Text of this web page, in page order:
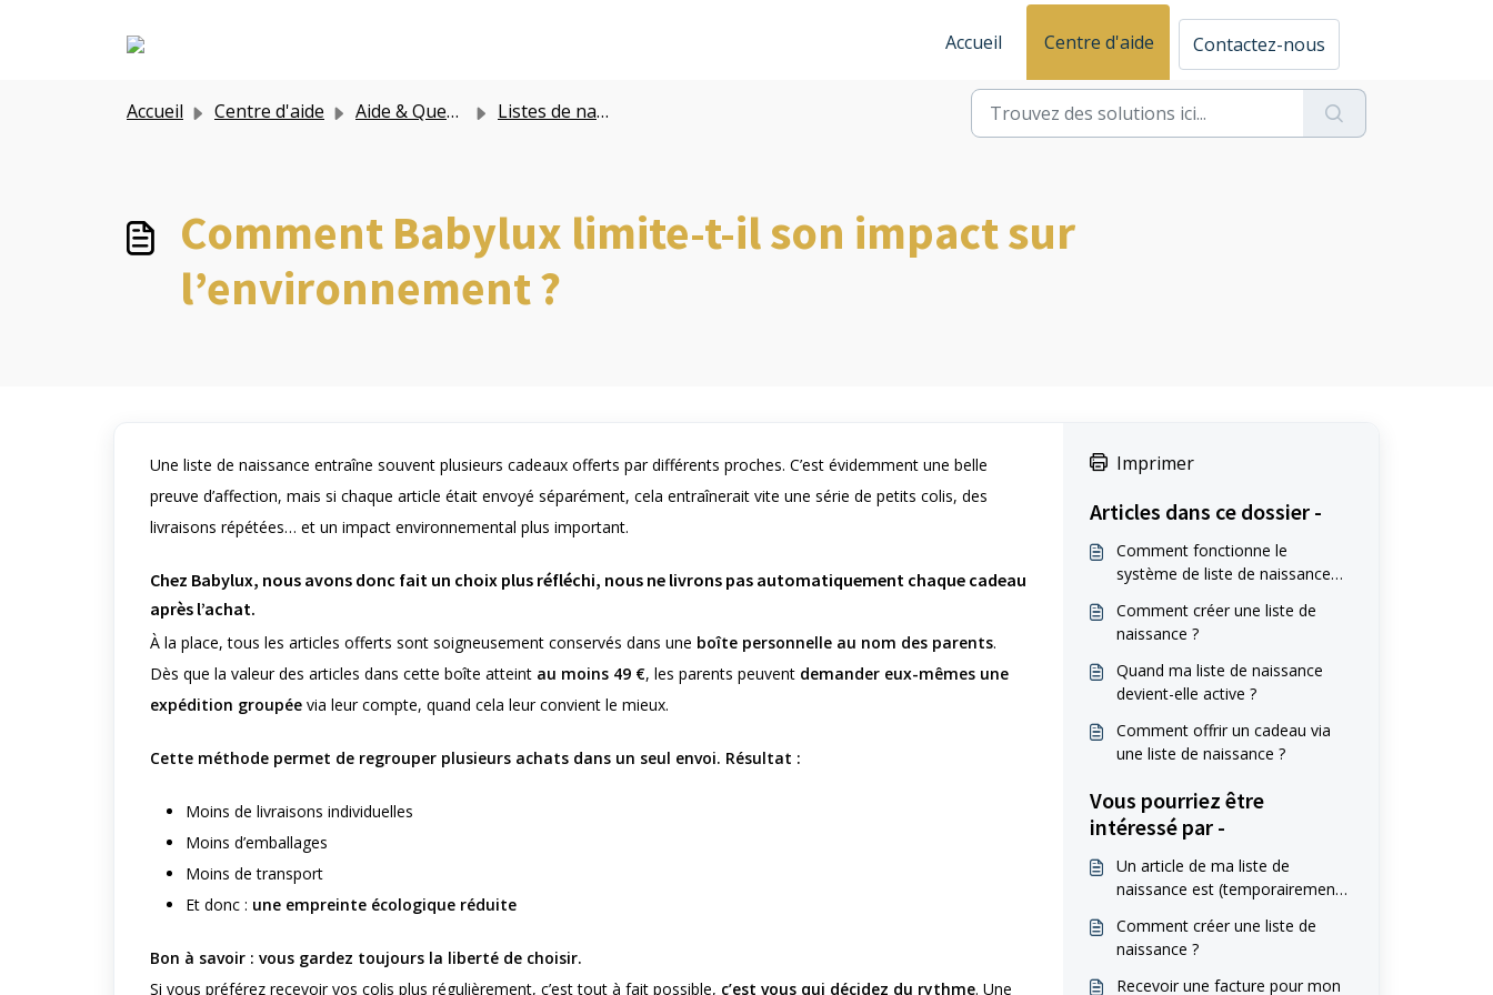
Accueil
Centre d'aide Contactez-nous
Accueil Centre d'aide Aide & Questions Listes de naissance
Comment Babylux limite-t-il son impact sur
l’environnement ?
Une liste de naissance entraîne souvent plusieurs cadeaux offerts par différents proches. C’est évidemment une belle
preuve d’affection, mais si chaque article était envoyé séparément, cela entraînerait vite une série de petits colis, des
livraisons répétées… et un impact environnemental plus important.
Chez Babylux, nous avons donc fait un choix plus réfléchi, nous ne livrons pas automatiquement chaque cadeau
après l’achat.
À la place, tous les articles offerts sont soigneusement conservés dans une boîte personnelle au nom des parents.
Dès que la valeur des articles dans cette boîte atteint au moins 49 €, les parents peuvent demander eux-mêmes une
expédition groupée via leur compte, quand cela leur convient le mieux.
Cette méthode permet de regrouper plusieurs achats dans un seul envoi. Résultat :
Moins de livraisons individuelles
Moins d’emballages
Moins de transport
Et donc : une empreinte écologique réduite
Bon à savoir : vous gardez toujours la liberté de choisir.
Si vous préférez recevoir vos colis plus régulièrement, c’est tout à fait possible, c’est vous qui décidez du rythme. Une
Imprimer
Articles dans ce dossier -
Comment fonctionne le
système de liste de naissance
Comment créer une liste de
naissance ?
Quand ma liste de naissance
devient-elle active ?
Comment offrir un cadeau via
une liste de naissance ?
Vous pourriez être
intéressé par -
Un article de ma liste de
naissance est (temporairement)
Comment créer une liste de
naissance ?
Recevoir une facture pour mon